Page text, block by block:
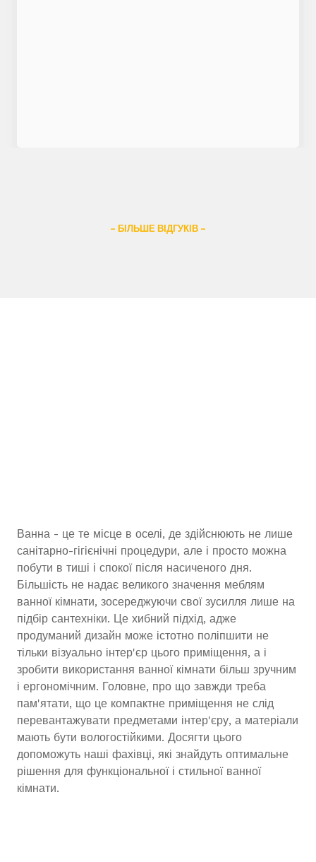
– БІЛЬШЕ ВІДГУКІВ –
Ванна - це те місце в оселі, де здійснюють не лише
санітарно-гігієнічні процедури, але і просто можна
побути в тиші і спокої після насиченого дня.
Більшість не надає великого значення меблям
ванної кімнати, зосереджуючи свої зусилля лише на
підбір сантехніки. Це хибний підхід, адже
продуманий дизайн може істотно поліпшити не
тільки візуально інтер'єр цього приміщення, а і
зробити використання ванної кімнати більш зручним
і ергономічним. Головне, про що завжди треба
пам'ятати, що це компактне приміщення не слід
перевантажувати предметами інтер'єру, а матеріали
мають бути вологостійкими. Досягти цього
допоможуть наші фахівці, які знайдуть оптимальне
рішення для функціональної і стильної ванної
кімнати.